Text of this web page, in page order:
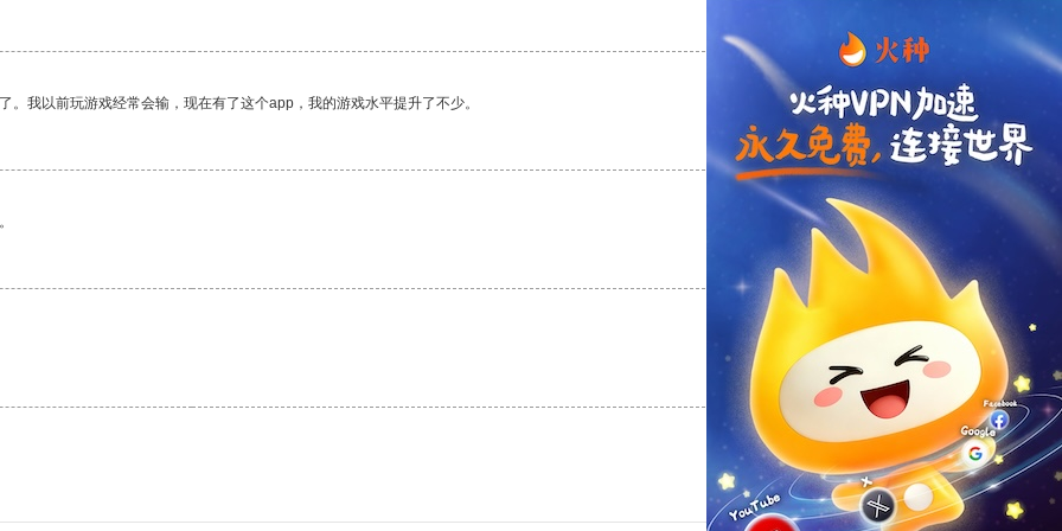
我以前玩游戏经常会输，现在有了这个app，我的游戏水平提升了不少。
支持 [0] 反对[0]
支持[0] 反对
支持[0] 反对[0]